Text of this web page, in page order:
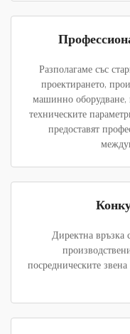
Разполагаме със
проектирането,
машинно оборудване,
техническите
предоставят
Директна
посредническите